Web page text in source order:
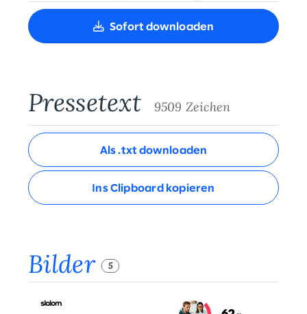
Sofort downloaden
Pressetext 9509 Zeichen
Als .txt downloaden
Ins Clipboard kopieren
Bilder 5